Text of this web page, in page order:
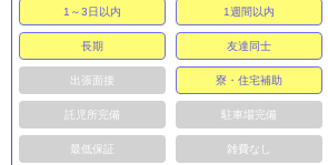
1～3日以内 1週間以内
長期 友達同士
出張面接 寮・住宅補助
託児所完備 駐車場完備
最低保証 雑費なし